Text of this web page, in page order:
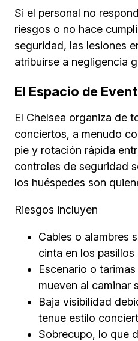
Si el personal no
riesgos o no hace
seguridad, las lesiones
atribuirse a negligencia
El Espacio de
El Chelsea organiza de
conciertos, a menudo
pie y rotación rápida
controles de seguridad
los huéspedes son
Riesgos incluyen
Cables o alambres
cinta en los
Escenario o
mueven al caminar
Baja visibilidad
tenue estilo
Sobrecupo, lo que